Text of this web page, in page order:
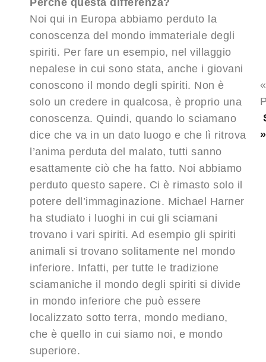
Noi qui in Europa abbiamo perduto la
conoscenza del mondo immateriale degli
spiriti. Per fare un esempio, nel villaggio
nepalese in cui sono stata, anche i giovani
conoscono il mondo degli spiriti. Non è
solo un credere in qualcosa, è proprio una
conoscenza. Quindi, quando lo sciamano
dice che va in un dato luogo e che lì ritrova
l’anima perduta del malato, tutti sanno
esattamente ciò che ha fatto. Noi abbiamo
perduto questo sapere. Ci è rimasto solo il
potere dell’immaginazione. Michael Harner
ha studiato i luoghi in cui gli sciamani
trovano i vari spiriti. Ad esempio gli spiriti
animali si trovano solitamente nel mondo
inferiore. Infatti, per tutte le tradizione
sciamaniche il mondo degli spiriti si divide
in mondo inferiore che può essere
localizzato sotto terra, mondo mediano,
che è quello in cui siamo noi, e mondo
superiore.
«
»